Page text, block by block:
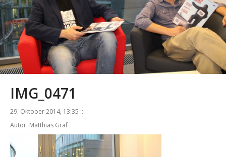
IMG_0471
29. Oktober 2014, 13:35 ::
Autor: Matthias Gräf